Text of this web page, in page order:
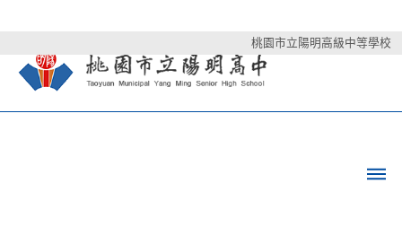
桃園市立陽明高級中等學校